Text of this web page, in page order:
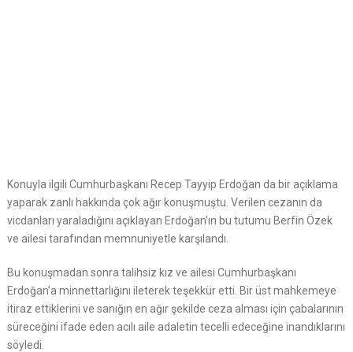
Konuyla ilgili Cumhurbaşkanı Recep Tayyip Erdoğan da bir açıklama
yaparak zanlı hakkında çok ağır konuşmuştu. Verilen cezanın da
vicdanları yaraladığını açıklayan Erdoğan’ın bu tutumu Berfin Özek
ve ailesi tarafından memnuniyetle karşılandı.
Bu konuşmadan sonra talihsiz kız ve ailesi Cumhurbaşkanı
Erdoğan’a minnettarlığını ileterek teşekkür etti. Bir üst mahkemeye
itiraz ettiklerini ve sanığın en ağır şekilde ceza alması için çabalarının
süreceğini ifade eden acılı aile adaletin tecelli edeceğine inandıklarını
söyledi.